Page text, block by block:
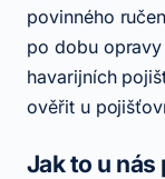
povinného
po dobu
havarijních
ověřit u
Jak to u nás